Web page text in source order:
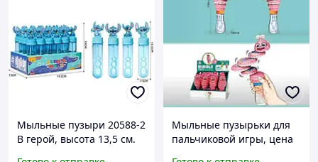
Мыльные пузыри 20588-2
B герой, высота 13,5 см.
Мыльные пузырьки для
пальчиковой игры, цена